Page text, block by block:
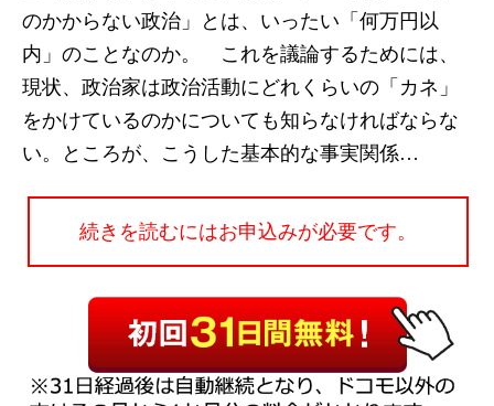
のかからない政治」とは、いったい「何万円以
内」のことなのか。 これを議論するためには、
現状、政治家は政治活動にどれくらいの「カネ」
をかけているのかについても知らなければならな
い。ところが、こうした基本的な事実関係…
続きを読むにはお申込みが必要です。